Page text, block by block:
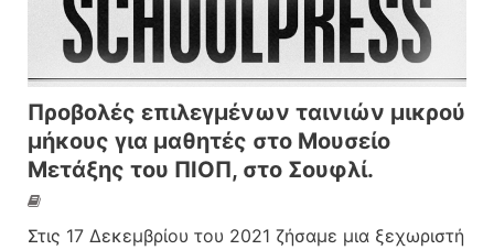
Προβολές επιλεγμένων ταινιών μικρού
μήκους για μαθητές στο Μουσείο
Μετάξης του ΠΙΟΠ, στο Σουφλί.
Στις 17 Δεκεμβρίου του 2021 ζήσαμε μια ξεχωριστή